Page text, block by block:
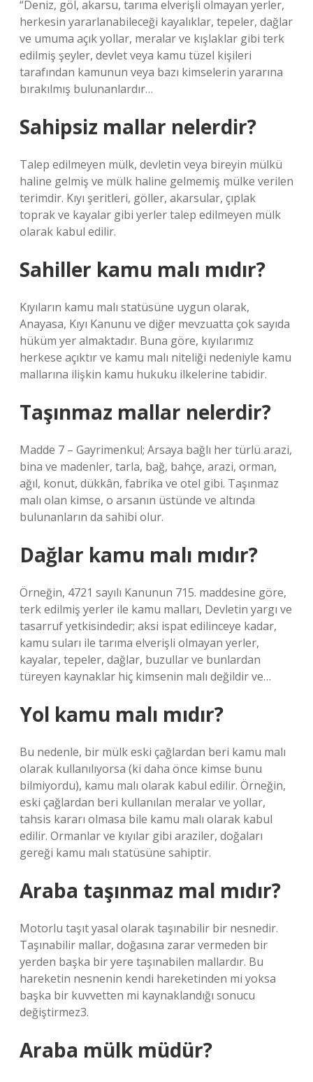
“Deniz, göl, akarsu, tarıma elverişli olmayan yerler,
herkesin yararlanabileceği kayalıklar, tepeler, dağlar
ve umuma açık yollar, meralar ve kışlaklar gibi terk
edilmiş şeyler, devlet veya kamu tüzel kişileri
tarafından kamunun veya bazı kimselerin yararına
bırakılmış bulunanlardır…
Sahipsiz mallar nelerdir?
Talep edilmeyen mülk, devletin veya bireyin mülkü
haline gelmiş ve mülk haline gelmemiş mülke verilen
terimdir. Kıyı şeritleri, göller, akarsular, çıplak
toprak ve kayalar gibi yerler talep edilmeyen mülk
olarak kabul edilir.
Sahiller kamu malı mıdır?
Kıyıların kamu malı statüsüne uygun olarak,
Anayasa, Kıyı Kanunu ve diğer mevzuatta çok sayıda
hüküm yer almaktadır. Buna göre, kıyılarımız
herkese açıktır ve kamu malı niteliği nedeniyle kamu
mallarına ilişkin kamu hukuku ilkelerine tabidir.
Taşınmaz mallar nelerdir?
Madde 7 – Gayrimenkul; Arsaya bağlı her türlü arazi,
bina ve madenler, tarla, bağ, bahçe, arazi, orman,
ağıl, konut, dükkân, fabrika ve otel gibi. Taşınmaz
malı olan kimse, o arsanın üstünde ve altında
bulunanların da sahibi olur.
Dağlar kamu malı mıdır?
Örneğin, 4721 sayılı Kanunun 715. maddesine göre,
terk edilmiş yerler ile kamu malları, Devletin yargı ve
tasarruf yetkisindedir; aksi ispat edilinceye kadar,
kamu suları ile tarıma elverişli olmayan yerler,
kayalar, tepeler, dağlar, buzullar ve bunlardan
türeyen kaynaklar hiç kimsenin malı değildir ve…
Yol kamu malı mıdır?
Bu nedenle, bir mülk eski çağlardan beri kamu malı
olarak kullanılıyorsa (ki daha önce kimse bunu
bilmiyordu), kamu malı olarak kabul edilir. Örneğin,
eski çağlardan beri kullanılan meralar ve yollar,
tahsis kararı olmasa bile kamu malı olarak kabul
edilir. Ormanlar ve kıyılar gibi araziler, doğaları
gereği kamu malı statüsüne sahiptir.
Araba taşınmaz mal mıdır?
Motorlu taşıt yasal olarak taşınabilir bir nesnedir.
Taşınabilir mallar, doğasına zarar vermeden bir
yerden başka bir yere taşınabilen mallardır. Bu
hareketin nesnenin kendi hareketinden mi yoksa
başka bir kuvvetten mi kaynaklandığı sonucu
değiştirmez3.
Araba mülk müdür?